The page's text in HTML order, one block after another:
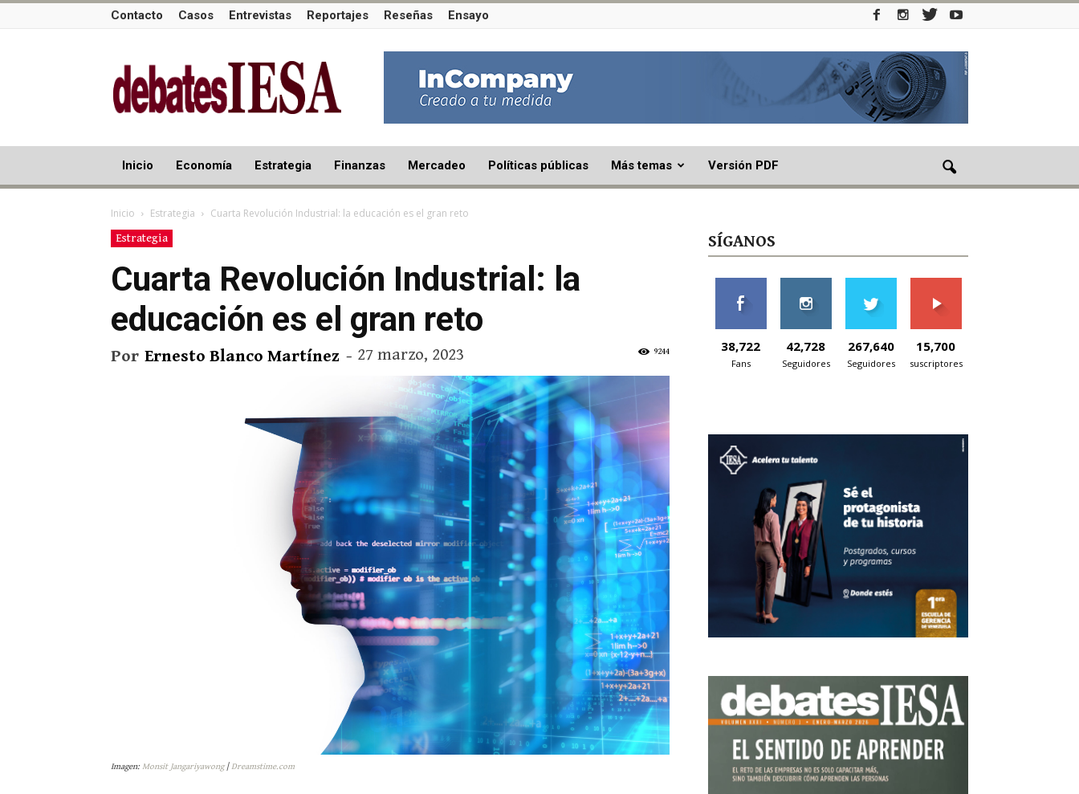
Contacto Casos Entrevistas Reportajes Reseñas Ensayo
Inicio Economía Estrategia Finanzas Mercadeo Políticas públicas Más temas Versión PDF
Inicio Estrategia
Cuarta Revolución Industrial: la educación es el gran reto
Estrategia
Cuarta Revolución Industrial: la
educación es el gran reto
Por Ernesto Blanco Martínez - 27 marzo, 2023 9244
Imagen: Monsit Jangariyawong|Dreamstime.com
SÍGANOS
38,722
Fans
42,728
Seguidores
267,640
Seguidores
15,700
suscriptores